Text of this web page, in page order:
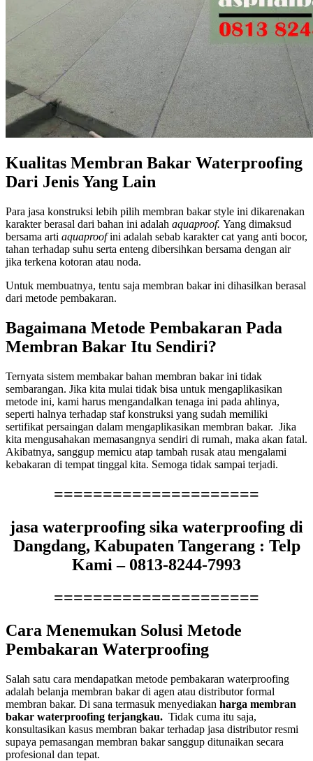
Kualitas Membran Bakar Waterproofing
Dari Jenis Yang Lain
Para jasa konstruksi lebih pilih membran bakar style ini dikarenakan
karakter berasal dari bahan ini adalah aquaproof. Yang dimaksud
bersama arti aquaproofini adalah sebab karakter cat yang anti bocor,
tahan terhadap suhu serta enteng dibersihkan bersama dengan air
jika terkena kotoran atau noda.
Untuk membuatnya, tentu saja membran bakar ini dihasilkan berasal
dari metode pembakaran.
Bagaimana Metode Pembakaran Pada
Membran Bakar Itu Sendiri?
Ternyata sistem membakar bahan membran bakar ini tidak
sembarangan. Jika kita mulai tidak bisa untuk mengaplikasikan
metode ini, kami harus mengandalkan tenaga ini pada ahlinya,
seperti halnya terhadap staf konstruksi yang sudah memiliki
sertifikat persaingan dalam mengaplikasikan membran bakar. Jika
kita mengusahakan memasangnya sendiri di rumah, maka akan fatal.
Akibatnya, sanggup memicu atap tambah rusak atau mengalami
kebakaran di tempat tinggal kita. Semoga tidak sampai terjadi.
=====================
jasa waterproofing sika waterproofing di
Dangdang, Kabupaten Tangerang : Telp
Kami – 0813-8244-7993
=====================
Cara Menemukan Solusi Metode
Pembakaran Waterproofing
Salah satu cara mendapatkan metode pembakaran waterproofing
adalah belanja membran bakar di agen atau distributor formal
membran bakar. Di sana termasuk menyediakan harga membran
bakar waterproofing terjangkau. Tidak cuma itu saja,
konsultasikan kasus membran bakar terhadap jasa distributor resmi
supaya pemasangan membran bakar sanggup ditunaikan secara
profesional dan tepat.